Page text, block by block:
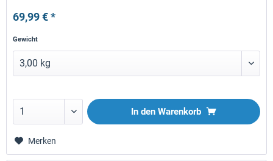
69,99 € *
Gewicht
In den Warenkorb
Merken